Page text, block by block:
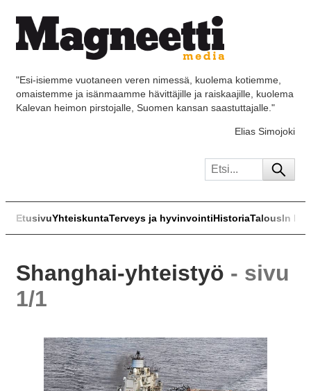
"Esi-isiemme vuotaneen veren nimessä, kuolema kotiemme,
omaistemme ja isänmaamme hävittäjille ja raiskaajille, kuolema
Kalevan heimon pirstojalle, Suomen kansan saastuttajalle."
Elias Simojoki
EtusivuYhteiskuntaTerveys ja hyvinvointiHistoriaTalousIn
Shanghai-yhteistyö - sivu
1/1